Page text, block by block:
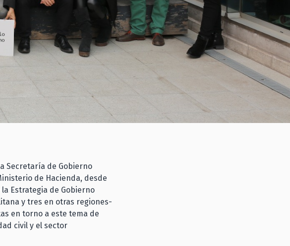
Secretaría de Gobierno
de Hacienda, desde
Estrategia de Gobierno
y tres en otras regiones-
en torno a este tema de
civil y el sector